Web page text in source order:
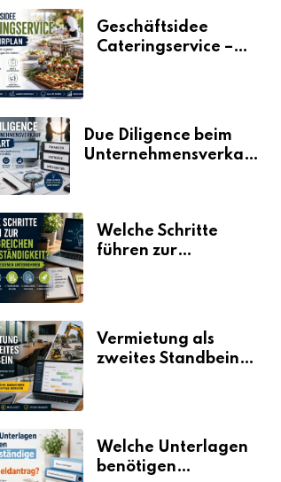
Geschäftsidee
Cateringservice –
Due Diligence beim
Unternehmensverkauf
Welche Schritte
führen zur
Vermietung als
zweites Standbein:
Umsätze machen
Welche Unterlagen
benötigen